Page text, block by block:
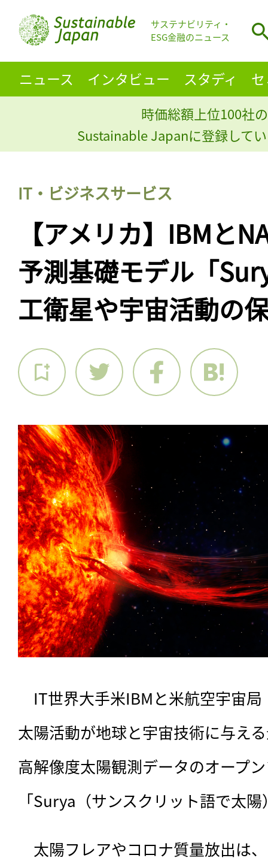
サステナビリティ・
ESG金融のニュース
ニュース インタビュー スタディ
時価総額上位100社
Sustainable Japanに登録して
IT・ビジネスサービス
【アメリカ】IBMと
予測基礎モデル「
工衛星や宇宙活動の
IT世界大手米IBMと米航空宇宙局
太陽活動が地球と宇宙技術に与え
高解像度太陽観測データのオープ
「Surya（サンスクリット語で太
太陽フレアやコロナ質量放出は